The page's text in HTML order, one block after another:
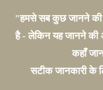
"हमसे सब कुछ जानने की
है - लेकिन यह जानने की
कहाँ
सटीक जानकारी के